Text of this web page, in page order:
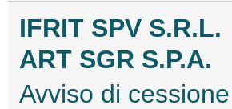
IFRIT SPV S.R.L.
ART SGR S.P.A.
Avviso di